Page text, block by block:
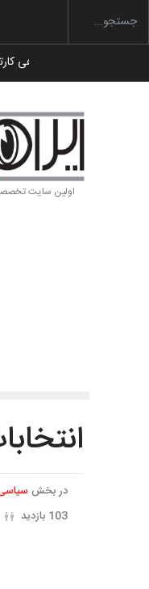
رویداد کارگاهی
اولین سایت تخصصی
در بخش
103 بازدید